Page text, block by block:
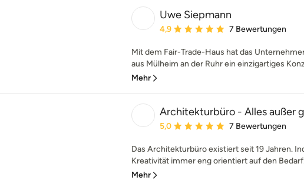
Uwe Siepmann
Durchschnittliche Bewertung: 4.9 von
4,9 7 Bewertungen
Mit dem Fair-Trade-Haus hat das
aus Mülheim an der Ruhr ein einzigartiges
Mehr
Architekturbüro - Alles außer
Durchschnittliche Bewertung: 5 von 5
5,0 7 Bewertungen
Das Architekturbüro existiert seit 19 Jahren.
Kreativität immer eng orientiert auf den
Mehr